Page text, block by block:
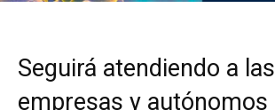
Seguirá atendiendo a las
empresas y autónomos